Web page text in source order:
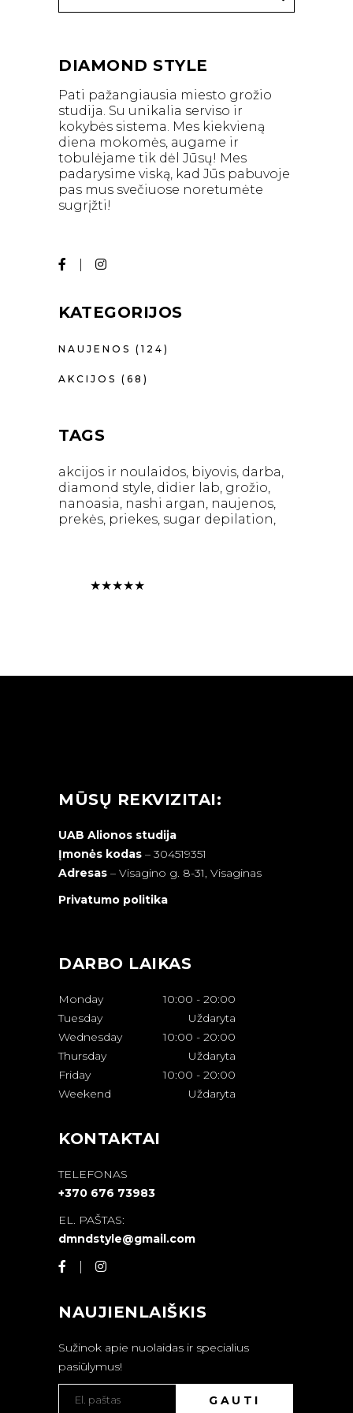
DIAMOND STYLE
Pati pažangiausia miesto grožio
studija. Su unikalia serviso ir
kokybės sistema. Mes kiekvieną
diena mokomės, augame ir
tobulėjame tik dėl Jūsų! Mes
padarysime viską, kad Jūs pabuvoje
pas mus svečiuose noretumėte
sugrįžti!
KATEGORIJOS
NAUJENOS (124)
AKCIJOS (68)
TAGS
akcijos ir noulaidos biyovis darba
diamond style didier lab grožio
nanoasia nashi argan naujenos
prekės priekes sugar depilation
★★★★★
MŪSŲ REKVIZITAI:
UAB Alionos studija
Įmonės kodas – 304519351
Adresas – Visagino g. 8-31, Visaginas
Privatumo politika
DARBO LAIKAS
Monday 10:00 - 20:00
Tuesday
Uždaryta
Wednesday
10:00 - 20:00
Thursday
Uždaryta
Friday
10:00 - 20:00
Weekend
Uždaryta
KONTAKTAI
TELEFONAS
+370 676 73983
EL. PAŠTAS:
dmndstyle@gmail.com
NAUJIENLAIŠKIS
Sužinok apie nuolaidas ir specialius
pasiūlymus!